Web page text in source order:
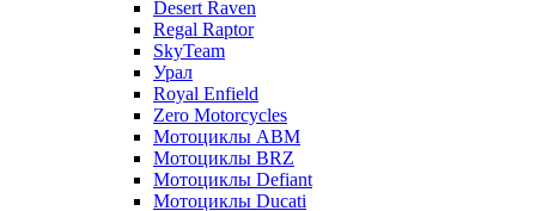
Desert Raven
Regal Raptor
SkyTeam
Урал
Royal Enfield
Zero Motorcycles
Мотоциклы ABM
Мотоциклы BRZ
Мотоциклы Defiant
Мотоциклы Ducati